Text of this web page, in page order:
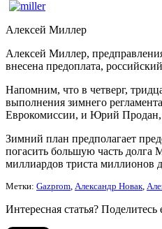
Алексей Миллер
Алексей Миллер,
внесена предоплата,
Напомним, что в четверг,
выполнения зимнего
Еврокомиссии, и Юрий Продан,
Зимний план предполагает
погасить большую часть долга
миллиардов триста миллионов
Метки: Gazprom, Александр Новак,
Интересная статья? Поделитесь